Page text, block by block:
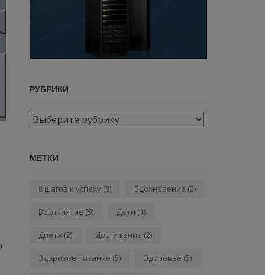
РУБРИКИ
Рубрики
МЕТКИ
8 шагов к успеху (8) Вдохновение (2)
Восприятие (9) Дети (1)
Диета (2) Достижение (2)
Здоровое питание (5) Здоровье (5)